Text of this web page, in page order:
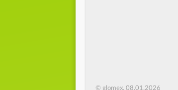
© glomex, 08.01.2026